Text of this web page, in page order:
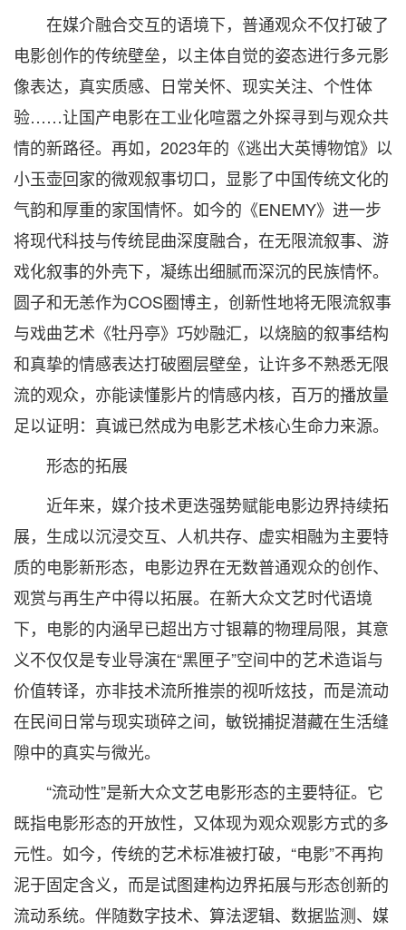
在媒介融合交互的语境下，普通观众不仅打破了
电影创作的传统壁垒，以主体自觉的姿态进行多元影
像表达，真实质感、日常关怀、现实关注、个性体
验……让国产电影在工业化喧嚣之外探寻到与观众共
情的新路径。再如，2023年的《逃出大英博物馆》以
小玉壶回家的微观叙事切口，显影了中国传统文化的
气韵和厚重的家国情怀。如今的《ENEMY》进一步
将现代科技与传统昆曲深度融合，在无限流叙事、游
戏化叙事的外壳下，凝练出细腻而深沉的民族情怀。
圆子和无恙作为COS圈博主，创新性地将无限流叙事
与戏曲艺术《牡丹亭》巧妙融汇，以烧脑的叙事结构
和真挚的情感表达打破圈层壁垒，让许多不熟悉无限
流的观众，亦能读懂影片的情感内核，百万的播放量
足以证明：真诚已然成为电影艺术核心生命力来源。
形态的拓展
近年来，媒介技术更迭强势赋能电影边界持续拓
展，生成以沉浸交互、人机共存、虚实相融为主要特
质的电影新形态，电影边界在无数普通观众的创作、
观赏与再生产中得以拓展。在新大众文艺时代语境
下，电影的内涵早已超出方寸银幕的物理局限，其意
义不仅仅是专业导演在“黑匣子”空间中的艺术造诣与
价值转译，亦非技术流所推崇的视听炫技，而是流动
在民间日常与现实琐碎之间，敏锐捕捉潜藏在生活缝
隙中的真实与微光。
“流动性”是新大众文艺电影形态的主要特征。它
既指电影形态的开放性，又体现为观众观影方式的多
元性。如今，传统的艺术标准被打破，“电影”不再拘
泥于固定含义，而是试图建构边界拓展与形态创新的
流动系统。伴随数字技术、算法逻辑、数据监测、媒